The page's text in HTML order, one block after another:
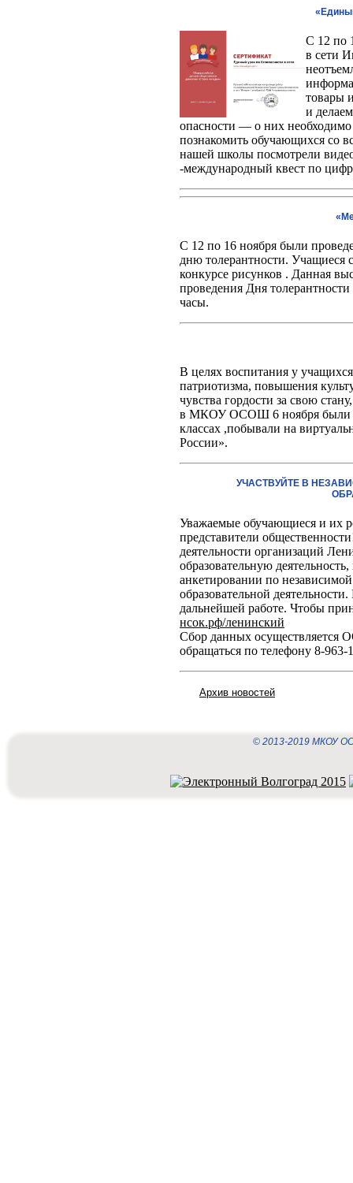
С 12 по
в сети
товары
и
опасности — о них необходимо
познакомить обучающихся со
нашей школы посмотрели
-международный квест по
С 12 по 16 ноября были
дню толерантности. Учащиеся
конкурсе рисунков . Данная
проведения Дня
часы.
В целях воспитания у
патриотизма, повышения
чувства гордости за свою
в МКОУ ОСОШ 6 ноября были
классах ,побывали на
России».
УЧАСТВУЙТЕ В
Уважаемые обучающиеся и их
представители
деятельности организаций
образовательную
анкетировании по
образовательной
дальнейшей работе. Чтобы
нсок.рф/ленинский
Сбор данных осуществляется
обращаться по телефону 8-
Архив новостей
© 2013-2019 МКОУ